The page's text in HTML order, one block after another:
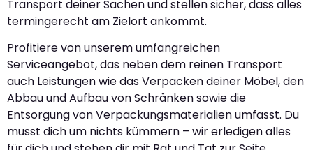
Transport deiner Sachen und stellen sicher, dass alles
termingerecht am Zielort ankommt.
Profitiere von unserem umfangreichen
Serviceangebot, das neben dem reinen Transport
auch Leistungen wie das Verpacken deiner Möbel, den
Abbau und Aufbau von Schränken sowie die
Entsorgung von Verpackungsmaterialien umfasst. Du
musst dich um nichts kümmern – wir erledigen alles